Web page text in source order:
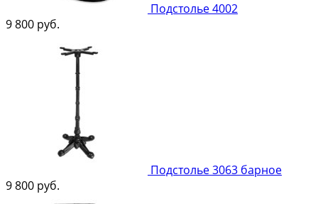
Подстолье 4002
9 800 руб.
Подстолье 3063 барное
9 800 руб.